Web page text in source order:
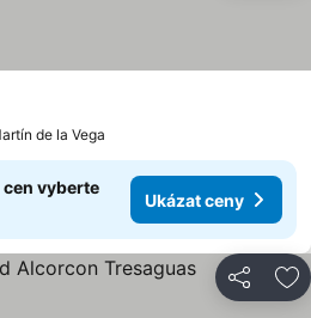
de la Vega
vyberte
Ukázat ceny
Sdílet